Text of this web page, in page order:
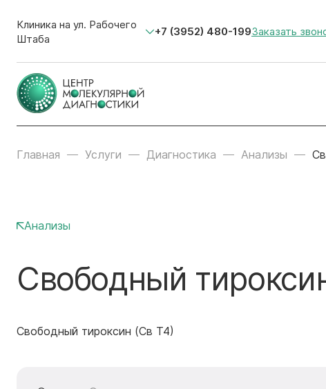
Клиника на ул. Рабочего
Штаба
+7 (3952) 480-199Заказать
Главная Услуги Диагностика Анализы
Анализы
Свободный
Свободный тироксин (Св Т4)